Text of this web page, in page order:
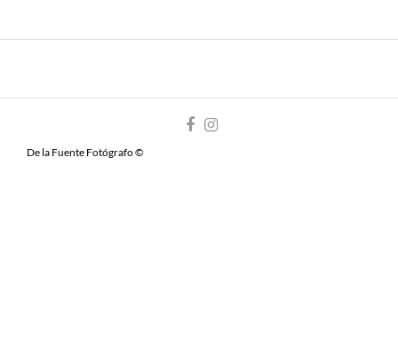
De la Fuente Fotógrafo ©